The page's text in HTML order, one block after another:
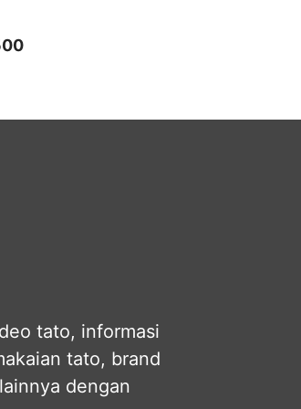
Harga
adalah:
tato, informasi
tato, brand
dengan